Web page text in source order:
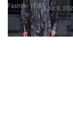
Fashion 时装 Jul 9,